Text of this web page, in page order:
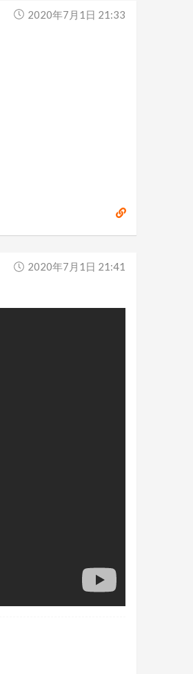
2020年7月1日 21:33
2020年7月1日 21:41